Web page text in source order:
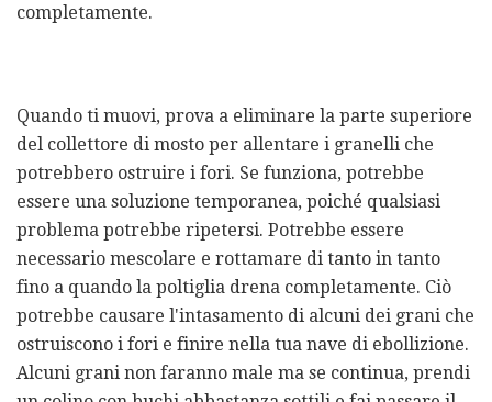
completamente.
Quando ti muovi, prova a eliminare la parte superiore
del collettore di mosto per allentare i granelli che
potrebbero ostruire i fori. Se funziona, potrebbe
essere una soluzione temporanea, poiché qualsiasi
problema potrebbe ripetersi. Potrebbe essere
necessario mescolare e rottamare di tanto in tanto
fino a quando la poltiglia drena completamente. Ciò
potrebbe causare l'intasamento di alcuni dei grani che
ostruiscono i fori e finire nella tua nave di ebollizione.
Alcuni grani non faranno male ma se continua, prendi